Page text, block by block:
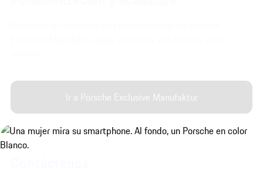
Ir a Porsche Exclusive Manufaktur